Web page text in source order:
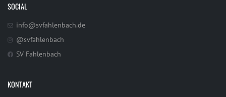
SOCIAL
info@svfahlenbach.de
@svfahlenbach
SV Fahlenbach
KONTAKT